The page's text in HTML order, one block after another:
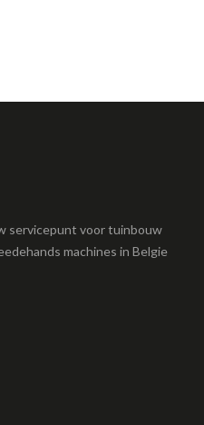
servicepunt voor tuinbouw
machines in Belgie